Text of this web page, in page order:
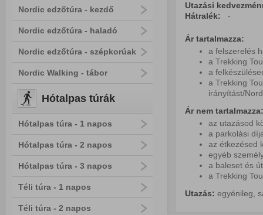
Nordic edzőtúra - kezdő
Nordic edzőtúra - haladó
Nordic edzőtúra - szépkorúak
Nordic Walking - tábor
Hótalpas túrák
Hótalpas túra - 1 napos
Hótalpas túra - 2 napos
Hótalpas túra - 3 napos
Téli túra - 1 napos
Téli túra - 2 napos
Utazási
Hátralék: -
Ár tartalmazza:
a felszerelés
a Trekking
a
a Trekking
irányítást/
Ár nem tartalmazza:
az utazásod
a parkolási
az étkezésed
egyéb
a baleset és
a Trekking
Utazás: egyénileg,